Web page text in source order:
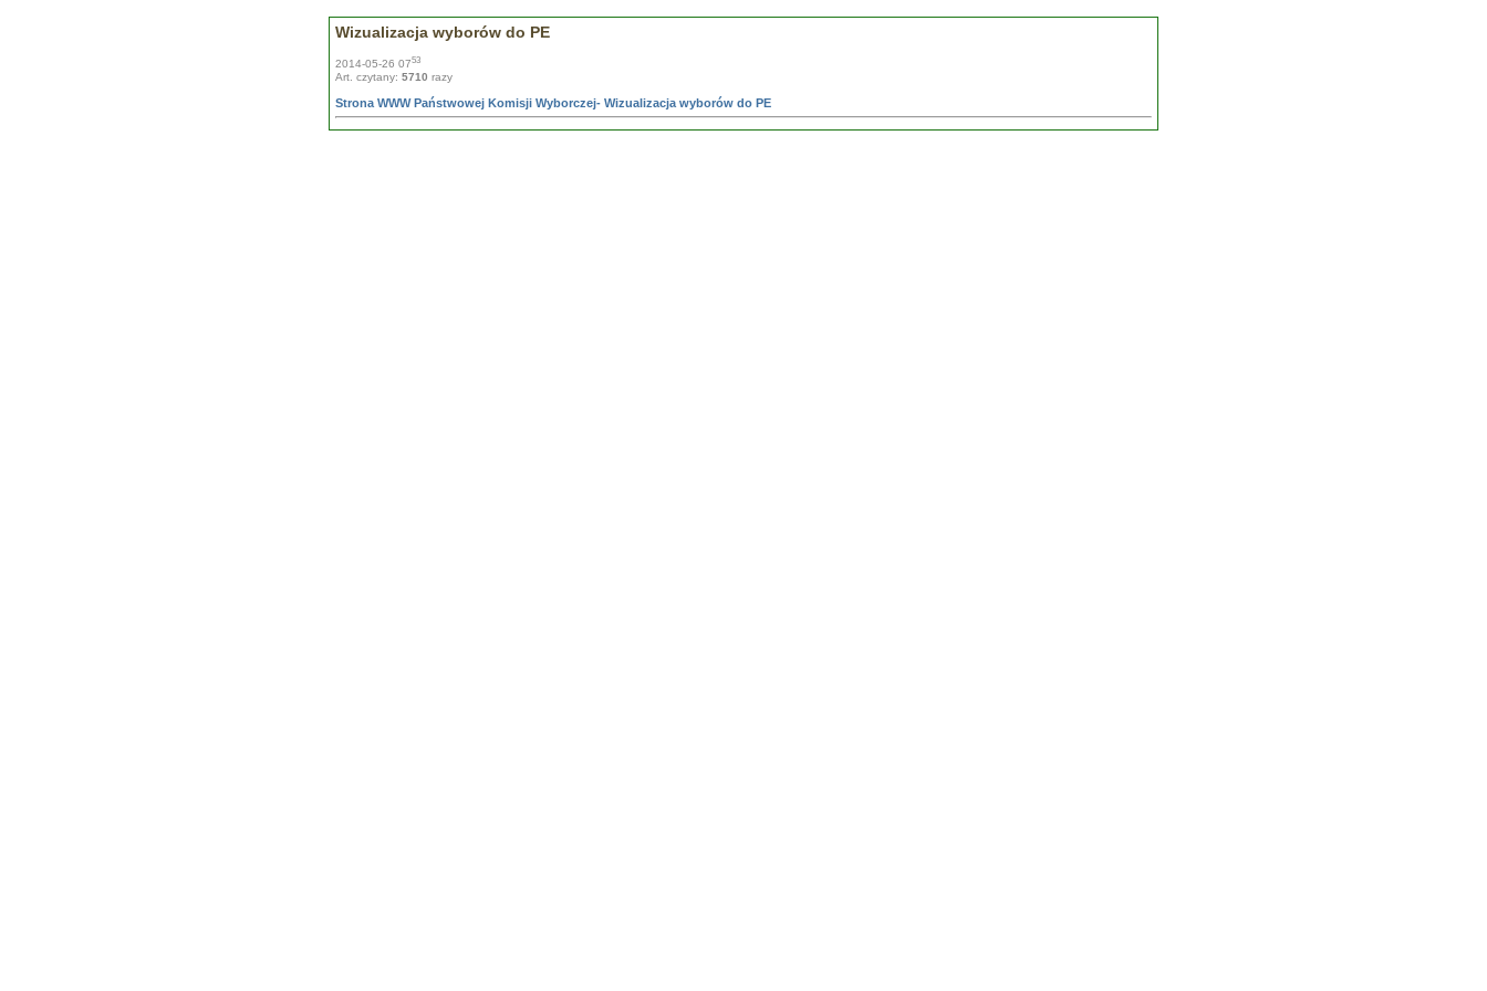
Wizualizacja wyborów do PE
2014-05-26 0753
Art. czytany: 5710 razy
Strona WWW Państwowej Komisji Wyborczej- Wizualizacja wyborów do PE